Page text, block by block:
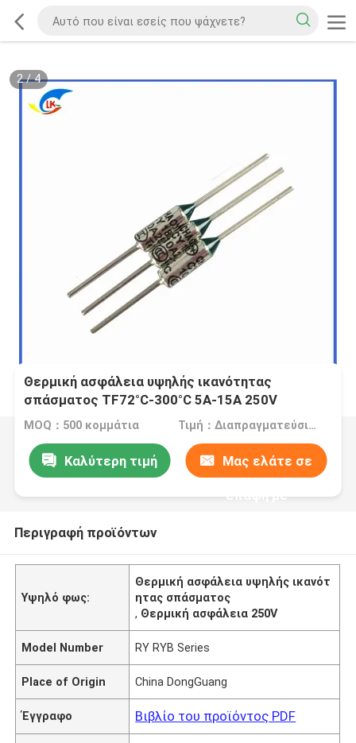
2/4
Θερμική ασφάλεια υψηλής ικανότητας
σπάσματος TF72°C-300°C 5A-15A 250V
MOQ：500 κομμάτια Τιμή：Διαπραγματεύσιμα
Καλύτερη τιμή Μας ελάτε σε
επαφή με
Περιγραφή προϊόντων
Υψηλό φως:
Θερμική ασφάλεια υψηλής ικανότ
ητας σπάσματος
, Θερμική ασφάλεια 250V
Model Number RY RYB Series
Place of Origin China DongGuang
Έγγραφο Βιβλίο του προϊόντος PDF